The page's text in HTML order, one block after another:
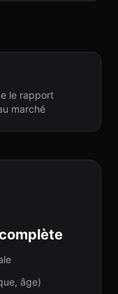
le rapport
marché
âge)